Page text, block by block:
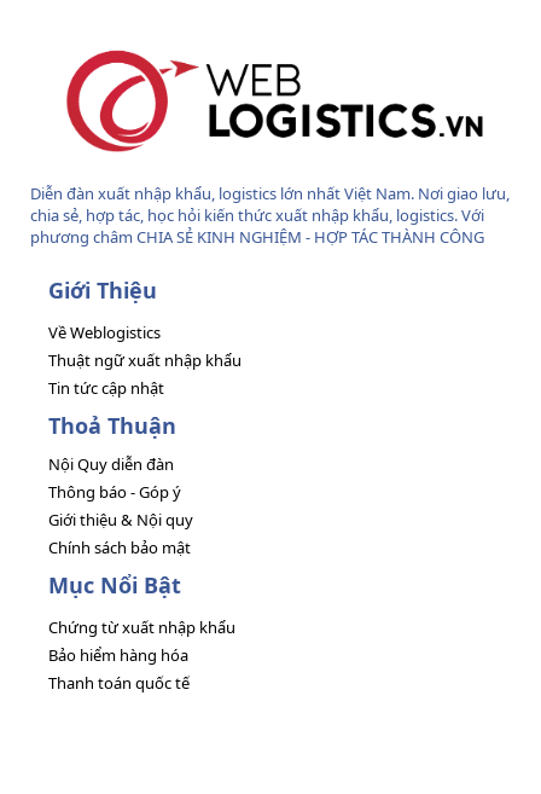
Diễn đàn xuất nhập khẩu, logistics lớn nhất Việt Nam. Nơi giao lưu,
chia sẻ, hợp tác, học hỏi kiến thức xuất nhập khẩu, logistics. Với
phương châm CHIA SẺ KINH NGHIỆM - HỢP TÁC THÀNH CÔNG
Giới Thiệu
Về Weblogistics
Thuật ngữ xuất nhập khẩu
Tin tức cập nhật
Thoả Thuận
Nội Quy diễn đàn
Thông báo - Góp ý
Giới thiệu & Nội quy
Chính sách bảo mật
Mục Nổi Bật
Chứng từ xuất nhập khẩu
Bảo hiểm hàng hóa
Thanh toán quốc tế